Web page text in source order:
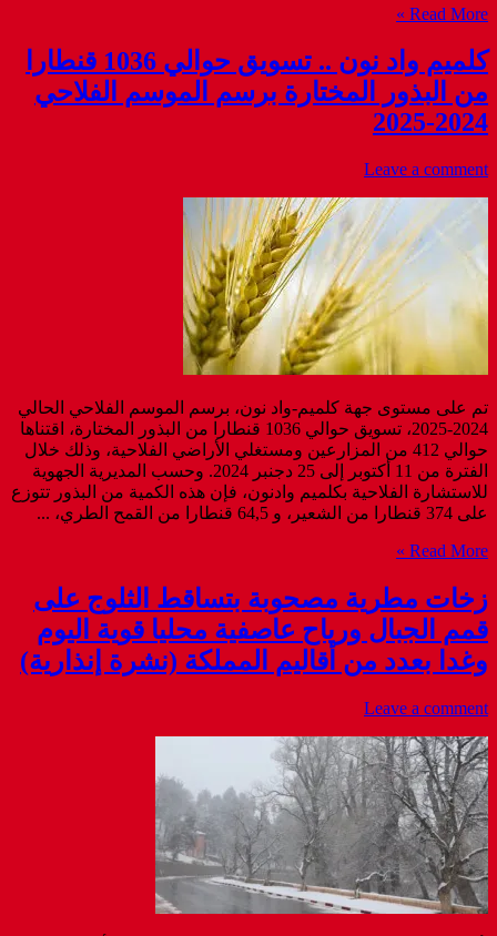
Read More »
كلميم واد نون .. تسويق حوالي 1036 قنطارا
من البذور المختارة برسم الموسم الفلاحي
2024-2025
Leave a comment
تم على مستوى جهة كلميم-واد نون، برسم الموسم الفلاحي الحالي
2024-2025، تسويق حوالي 1036 قنطارا من البذور المختارة، اقتناها
حوالي 412 من المزارعين ومستغلي الأراضي الفلاحية، وذلك خلال
الفترة من 11 أكتوبر إلى 25 دجنبر 2024. وحسب المديرية الجهوية
للاستشارة الفلاحية بكلميم وادنون، فإن هذه الكمية من البذور تتوزع
على 374 قنطارا من الشعير، و 64,5 قنطارا من القمح الطري، ...
Read More »
زخات مطرية مصحوبة بتساقط الثلوج على
قمم الجبال ورياح عاصفية محليا قوية اليوم
وغدا بعدد من أقاليم المملكة (نشرة إنذارية)
Leave a comment